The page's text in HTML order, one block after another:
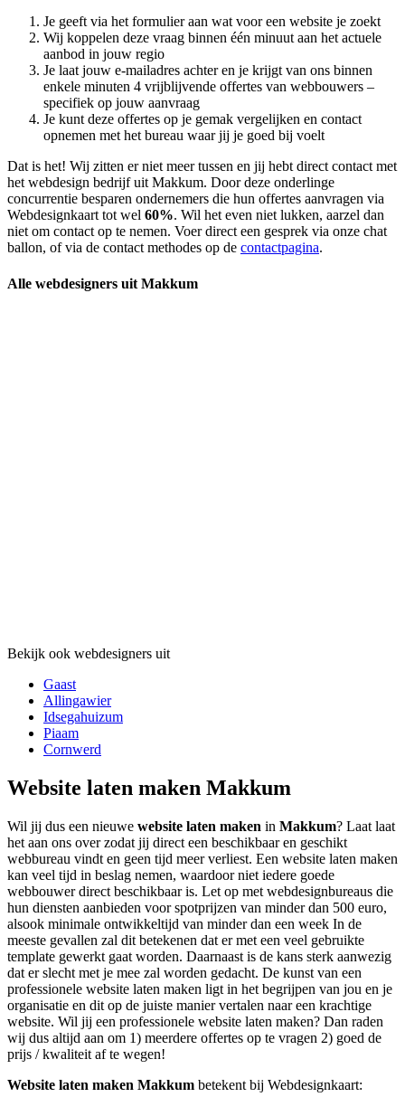
Je geeft via het formulier aan wat voor een website je zoekt
Wij koppelen deze vraag binnen één minuut aan het actuele
aanbod in jouw regio
Je laat jouw e-mailadres achter en je krijgt van ons binnen
enkele minuten 4 vrijblijvende offertes van webbouwers –
specifiek op jouw aanvraag
Je kunt deze offertes op je gemak vergelijken en contact
opnemen met het bureau waar jij je goed bij voelt
Dat is het! Wij zitten er niet meer tussen en jij hebt direct contact met
het webdesign bedrijf uit Makkum. Door deze onderlinge
concurrentie besparen ondernemers die hun offertes aanvragen via
Webdesignkaart tot wel 60%. Wil het even niet lukken, aarzel dan
niet om contact op te nemen. Voer direct een gesprek via onze chat
ballon, of via de contact methodes op de contactpagina.
Alle webdesigners uit Makkum
Bekijk ook webdesigners uit
Gaast
Allingawier
Idsegahuizum
Piaam
Cornwerd
Website laten maken Makkum
Wil jij dus een nieuwe website laten maken in Makkum? Laat laat
het aan ons over zodat jij direct een beschikbaar en geschikt
webbureau vindt en geen tijd meer verliest. Een website laten maken
kan veel tijd in beslag nemen, waardoor niet iedere goede
webbouwer direct beschikbaar is. Let op met webdesignbureaus die
hun diensten aanbieden voor spotprijzen van minder dan 500 euro,
alsook minimale ontwikkeltijd van minder dan een week In de
meeste gevallen zal dit betekenen dat er met een veel gebruikte
template gewerkt gaat worden. Daarnaast is de kans sterk aanwezig
dat er slecht met je mee zal worden gedacht. De kunst van een
professionele website laten maken ligt in het begrijpen van jou en je
organisatie en dit op de juiste manier vertalen naar een krachtige
website. Wil jij een professionele website laten maken? Dan raden
wij dus altijd aan om 1) meerdere offertes op te vragen 2) goed de
prijs / kwaliteit af te wegen!
Website laten maken Makkum betekent bij Webdesignkaart: